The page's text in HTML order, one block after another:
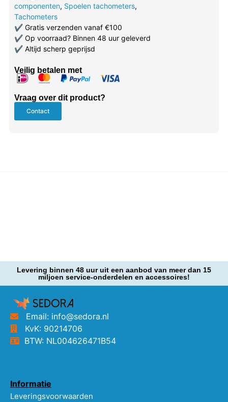
componenten, Spoelen tachometers,
Tachometers
✔Gratis verzenden vanaf €100
✔Op voorraad? Binnen 48 uur geleverd
✔Altijd scherp geprijsd
Veilig betalen met
Vraag over dit product?
Contact
Levering binnen 48 uur uit een aanbod van meer dan 15
miljoen service-onderdelen en accessoires!
Email: info@sedora.nl
KvK: 90214706
BTW: NL004626471B54
Informatie
Leveringsvoorwaarden